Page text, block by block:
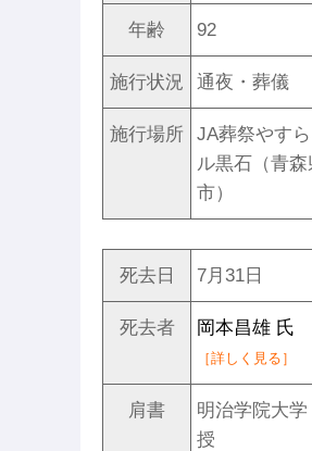
年齢 92
施行状況 通夜・葬儀
施行場所
JA葬祭やす
ル黒石（青
市）
死去日 7月31日
死去者 岡本昌雄 氏
［詳しく見る］
肩書
明治学院大
授